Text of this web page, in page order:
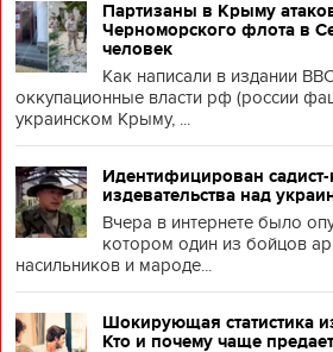
Партизаны в Крыму
Черноморского флота в
человек
Как написали в издании
оккупационные власти рф (россии
украинском Крыму, ...
Идентифицирован
издевательства над
Вчера в интернете было
котором один из бойцов
насильников и мароде...
Шокирующая статистика
Кто и почему чаще